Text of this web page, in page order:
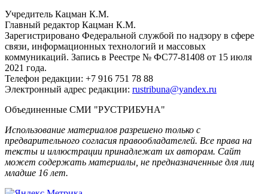
Учредитель Кацман К.М.
Главный редактор Кацман К.М.
Зарегистрировано Федеральной службой по надзору в сфере
связи, информационных технологий и массовых
коммуникаций. Запись в Реестре № ФС77-81408 от 15 июля
2021 года.
Телефон редакции: +7 916 751 78 88
Электронный адрес редакции: rustribuna@yandex.ru
Объединенные СМИ "РУСТРИБУНА"
Использование материалов разрешено только с
предварительного согласия правообладателей. Все права на
тексты и иллюстрации принадлежат их авторам. Сайт
может содержать материалы, не предназначенные для лиц
младше 16 лет.